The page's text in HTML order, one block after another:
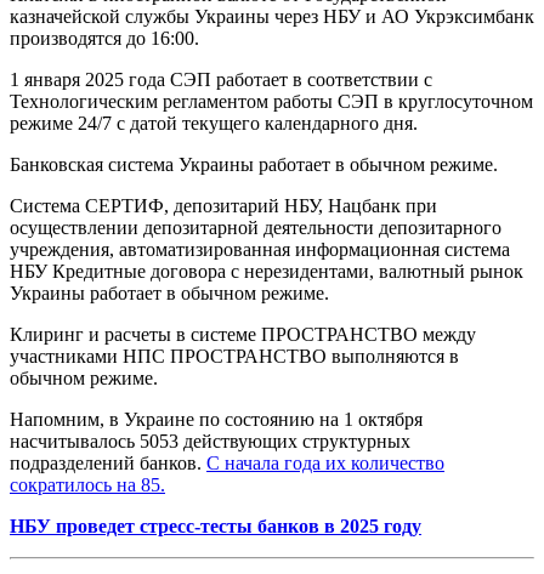
казначейской службы Украины через НБУ и АО Укрэксимбанк
производятся до 16:00.
1 января 2025 года СЭП работает в соответствии с
Технологическим регламентом работы СЭП в круглосуточном
режиме 24/7 с датой текущего календарного дня.
Банковская система Украины работает в обычном режиме.
Система СЕРТИФ, депозитарий НБУ, Нацбанк при
осуществлении депозитарной деятельности депозитарного
учреждения, автоматизированная информационная система
НБУ Кредитные договора с нерезидентами, валютный рынок
Украины работает в обычном режиме.
Клиринг и расчеты в системе ПРОСТРАНСТВО между
участниками НПС ПРОСТРАНСТВО выполняются в
обычном режиме.
Напомним, в Украине по состоянию на 1 октября
насчитывалось 5053 действующих структурных
подразделений банков. С начала года их количество
сократилось на 85.
НБУ проведет стресс-тесты банков в 2025 году